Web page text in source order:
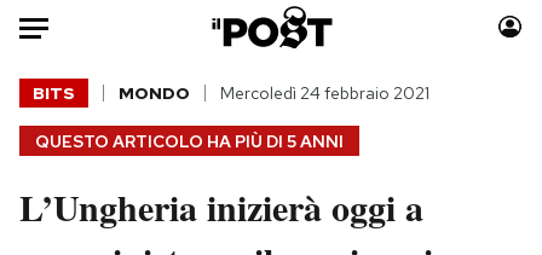
Auto
HOME
Italia
Moda
QUESTO ARTICOLO HA PIÙ DI 5 ANNI
BITS MONDO Mercoledì 24 febbraio 2021
L’Ungheria inizierà oggi a